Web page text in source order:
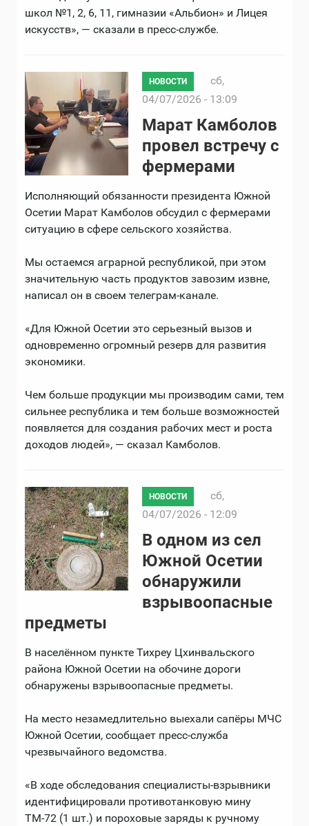
школ №1, 2, 6, 11, гимназии «Альбион» и Лицея
искусств», — сказали в пресс-службе.
НОВОСТИ
сб,
04/07/2026 - 13:09
Марат Камболов
провел встречу с
фермерами
Исполняющий обязанности президента Южной
Осетии Марат Камболов обсудил с фермерами
ситуацию в сфере сельского хозяйства.
Мы остаемся аграрной республикой, при этом
значительную часть продуктов завозим извне,
написал он в своем телеграм-канале.
«Для Южной Осетии это серьезный вызов и
одновременно огромный резерв для развития
экономики.
Чем больше продукции мы производим сами, тем
сильнее республика и тем больше возможностей
появляется для создания рабочих мест и роста
доходов людей», — сказал Камболов.
НОВОСТИ
сб,
04/07/2026 - 12:09
В одном из сел
Южной Осетии
обнаружили
взрывоопасные
предметы
В населённом пункте Тихреу Цхинвальского
района Южной Осетии на обочине дороги
обнаружены взрывоопасные предметы.
На место незамедлительно выехали сапёры МЧС
Южной Осетии, сообщает пресс-служба
чрезвычайного ведомства.
«В ходе обследования специалисты-взрывники
идентифицировали противотанковую мину
ТМ-72 (1 шт.) и пороховые заряды к ручному